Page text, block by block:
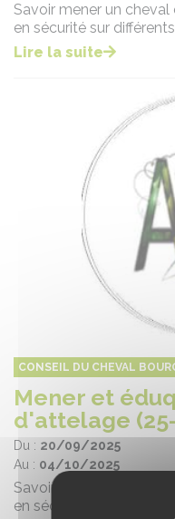
Savoir mener un
en sécurité sur
Lire la suite
CONSEIL DU CHEVAL
Mener et
d'attelage
Du : 20/09/2025
Au : 04/10/2025
Savoir mener un
en sécurité sur